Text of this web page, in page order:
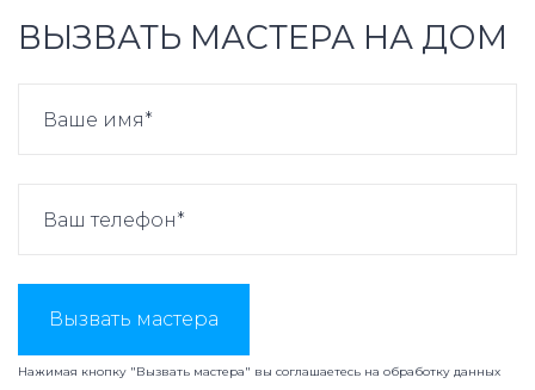
ВЫЗВАТЬ МАСТЕРА НА ДОМ
Вызвать мастера
Нажимая кнопку "Вызвать мастера" вы соглашаетесь на обработку данных